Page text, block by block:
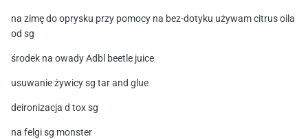
na zimę do oprysku przy pomocy na bez-dotyku używam citrus oila
od sg
środek na owady Adbl beetle juice
usuwanie żywicy sg tar and glue
deironizacja d tox sg
na felgi sg monster